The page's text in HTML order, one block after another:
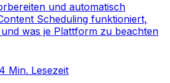
und automatisch
Scheduling funktioniert,
was je Plattform zu beachten
4 Min. Lesezeit